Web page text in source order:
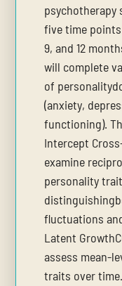
psychotherapy
five time points
9, and 12
will complete
of
(anxiety,
functioning).
Intercept
examine
personality
fluctuations
Latent
assess mean-
traits over